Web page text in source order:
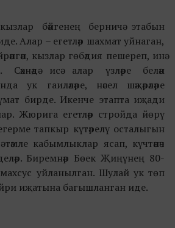
бәйгенең берничә этабын
Алар – егетләр шахмат уйнаган,
кызлар гөбәдия пешереп, инә
Сәхнәдә исә алар үзләре белән
ук гаиләләре, нәсел шәҗәрәләре
бирде. Икенче этапта иҗади
Жюрига егетләр стройда йөрү
тапкыр күтәрелү осталыгын
тәмле кабымлыклар ясап, күчтәнәч
Биремнәр Бөек Җиңүнең 80-
уйланылган. Шулай ук төп
иҗатына багышланган иде.